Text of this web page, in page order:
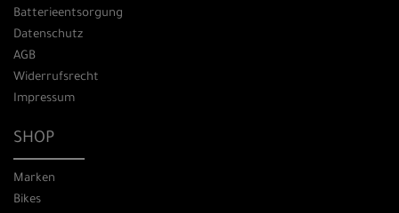
Batterieentsorgung
Datenschutz
AGB
Widerrufsrecht
Impressum
SHOP
Marken
Bikes